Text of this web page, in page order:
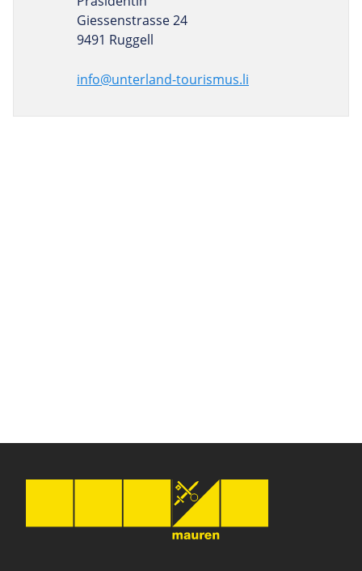
Giessenstrasse 24
9491 Ruggell
info@unterland-tourismus.li